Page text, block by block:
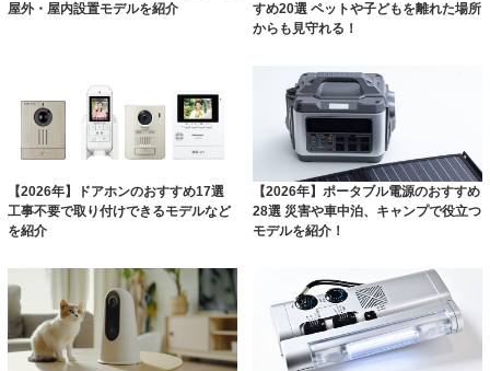
屋外・屋内設置モデルを紹介
すめ20選 ペットや子どもを離れた場所
からも見守れる！
【2026年】ドアホンのおすすめ17選
工事不要で取り付けできるモデルなど
を紹介
【2026年】ポータブル電源のおすすめ
28選 災害や車中泊、キャンプで役立つ
モデルを紹介！